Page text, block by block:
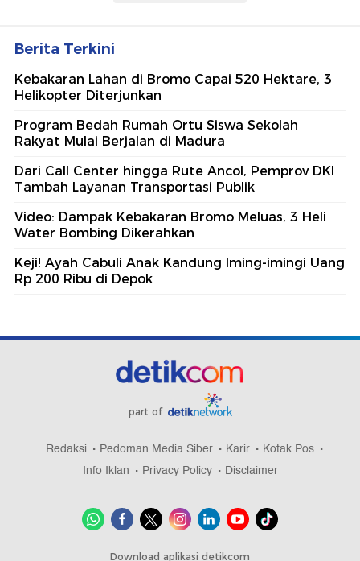
Berita Terkini
Kebakaran Lahan di Bromo Capai 520 Hektare, 3
Helikopter Diterjunkan
Program Bedah Rumah Ortu Siswa Sekolah
Rakyat Mulai Berjalan di Madura
Dari Call Center hingga Rute Ancol, Pemprov DKI
Tambah Layanan Transportasi Publik
Video: Dampak Kebakaran Bromo Meluas, 3 Heli
Water Bombing Dikerahkan
Keji! Ayah Cabuli Anak Kandung Iming-imingi Uang
Rp 200 Ribu di Depok
part of
Redaksi Pedoman Media Siber Karir
Kotak Pos
Info Iklan
Privacy Policy Disclaimer
Download aplikasi detikcom